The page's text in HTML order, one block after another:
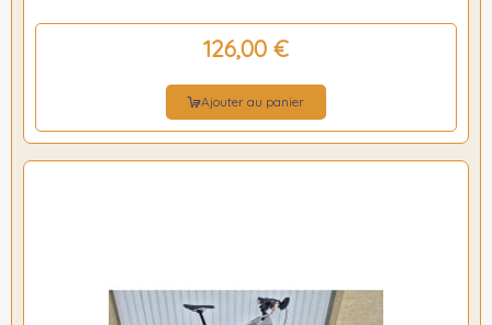
126,00 €
Ajouter au panier